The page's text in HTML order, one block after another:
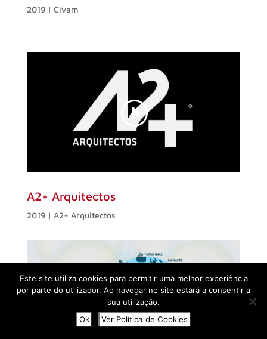
2019 | Civam
A2+ Arquitectos
2019 | A2+ Arquitectos
Este site utiliza cookies para permitir uma melhor experiência
por parte do utilizador. Ao navegar no site estará a consentir a
sua utilização.
Ok
Ver Política de Cookies